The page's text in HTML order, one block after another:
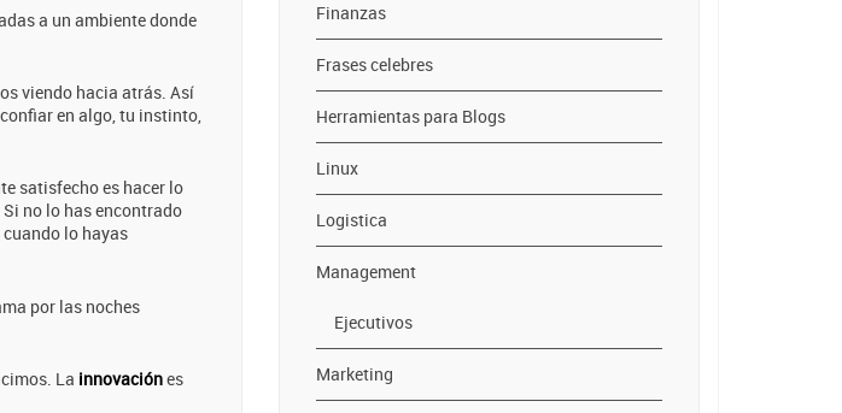
a un ambiente donde
viendo hacia atrás. Así
en algo, tu instinto,
satisfecho es hacer lo
Si no lo has encontrado
lo hayas
por las noches
La innovaciónes
Finanzas
Frases celebres
Herramientas para Blogs
Linux
Logistica
Management
Ejecutivos
Marketing